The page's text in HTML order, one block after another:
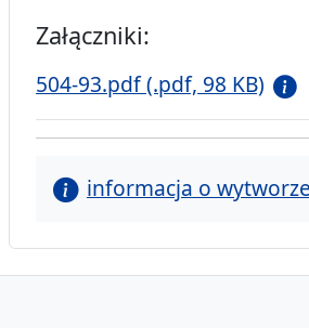
Załączniki:
504-93.pdf (.pdf, 98 KB)
informacja o